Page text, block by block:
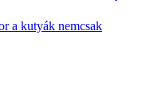
a kutyák nemcsak